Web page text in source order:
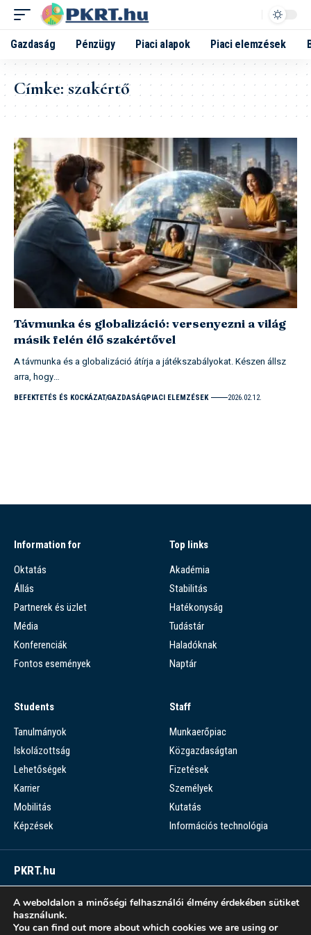
Gazdaság Pénzügy Piaci alapok Piaci elemzések
Címke:szakértő
Távmunka és globalizáció: versenyezni a világ
másik felén élő szakértővel
A távmunka és a globalizáció átírja a játékszabályokat. Készen állsz
arra, hogy…
BEFEKTETÉS ÉS KOCKÁZATGAZDASÁGPIACI ELEMZÉSEK 2026.02.12.
Information for
Oktatás
Állás
Partnerek és üzlet
Média
Konferenciák
Fontos események
Top links
Akadémia
Stabilitás
Hatékonyság
Tudástár
Haladóknak
Naptár
Students
Tanulmányok
Iskolázottság
Lehetőségek
Karrier
Mobilitás
Képzések
Staff
Munkaerőpiac
Közgazdaságtan
Fizetések
Személyek
Kutatás
Információs technológia
PKRT.hu
Piaci Kérdések Részletes Tára
PKRT >
A weboldalon a minőségi felhasználói élmény érdekében sütiket
használunk.
You can find out more about which cookies we are using or